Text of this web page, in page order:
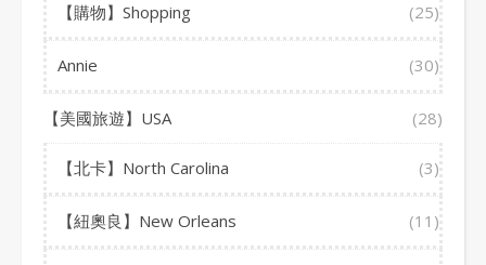
【購物】Shopping (25)
Annie (30)
【美國旅遊】USA (28)
【北卡】North Carolina (3)
【紐奧良】New Orleans (11)